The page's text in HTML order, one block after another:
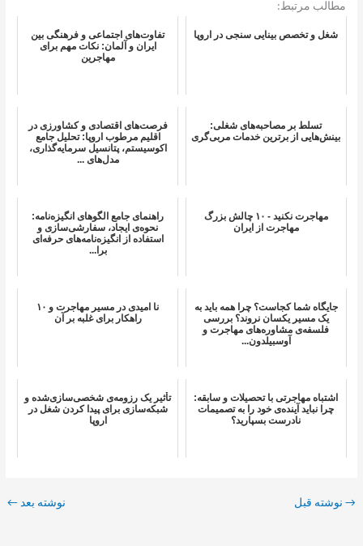
مطالب مرتبط:
شغل و تخصص بینایی سنجی در اروپا
تفاوت‌های اجتماعی و فرهنگی بین
ایران و آلمان: نکات مهم برای
مهاجرین
تسلط بر مصاحبه‌های شغلی:
بینش‌هایی از برترین خدمات مربی‌گری
فرصت‌های اقتصادی و کشاورزی در
اقلیم مرطوب اروپا: تحلیل جامع
اکوسیستم، پتانسیل سرمایه‌گذاری،
مدل‌های ...
مهاجرت نکنید - ۱۰ چالش بزرگ
مهاجرت از ایران
راهنمای جامع الگوهای انگیزه‌نامه:
نحوه‌ی ایجاد، سفارشی‌سازی و
استفاده از انگیزه‌نامه‌های حرفه‌ای
برا...
جایگاه شما کجاست؟ چرا همه باید به
یک مسیر یکسان نروند؟ بررسی
فلسفه‌ی مشاوره‌های مهاجرت و
آوسبیلدون...
نا امیدی در مسیر مهاجرت و ۱۰
راهکار برای غلبه بر آن
اشتباه مهاجرتی با تحصیلات و سابقه:
چرا نباید آینده‌ی خود را به تصمیمات
نادرست بسپارید؟
تأثیر یک رزومه‌ی شخصی‌سازی‌شده و
شبکه‌سازی برای پیدا کردن شغل در
اروپا
→ نوشته قبل نوشته بعد ←